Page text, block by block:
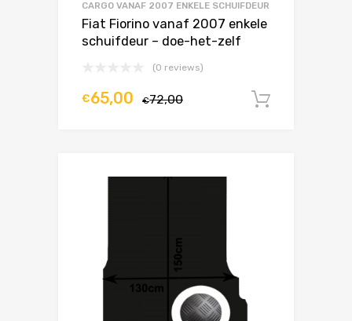
CARGO VANAF 2007 ENKELE SCHUIFDEUR
Fiat Fiorino vanaf 2007 enkele
schuifdeur – doe-het-zelf
(0 reviews)
€72,00
€65,00